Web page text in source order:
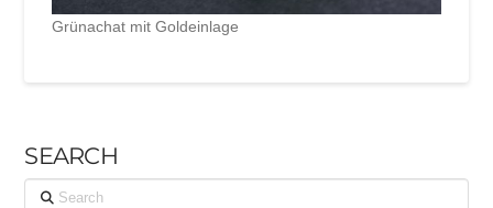
Grünachat mit Goldeinlage
SEARCH
Search